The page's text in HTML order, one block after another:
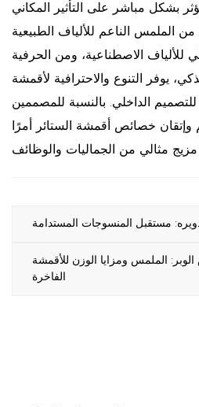
بشكل مباشر على التأثير المكاني
من الملمس الناعم للألياف الطبيعية
للألياف الاصطناعية، ومن الحرفية
يوفر التنوع والاحترافية لأقمشة
للتصميم الداخلي. بالنسبة للمصممين
وإتقان خصائص أقمشة الستائر أمرًا
مستقبل المنسوجات المستدامة
الملمس ومزايا الوزن للأقمشة
الفاخرة